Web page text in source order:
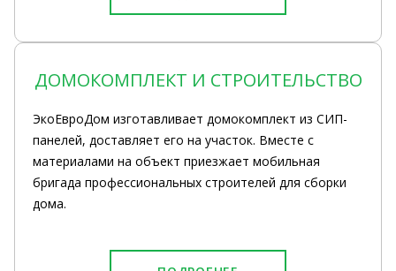
ДОМОКОМПЛЕКТ И СТРОИТЕЛЬСТВО
ЭкоЕвроДом изготавливает домокомплект из СИП-
панелей, доставляет его на участок. Вместе с
материалами на объект приезжает мобильная
бригада профессиональных строителей для сборки
дома.